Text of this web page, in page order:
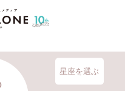
星座を選ぶ